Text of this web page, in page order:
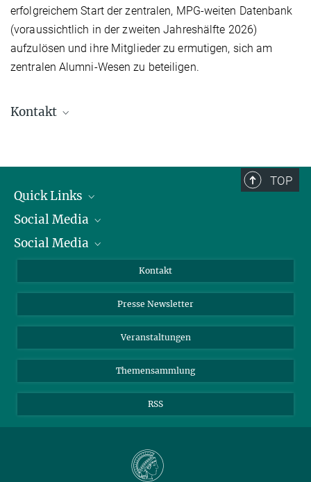
erfolgreichem Start der zentralen, MPG-weiten Datenbank
(voraussichtlich in der zweiten Jahreshälfte 2026)
aufzulösen und ihre Mitglieder zu ermutigen, sich am
zentralen Alumni-Wesen zu beteiligen.
Kontakt
sabine.ziegler@...
TOP
Quick Links
Präsident
Zahlen und Fakten
Meldestelle Fehlverhalten
Social Media
Bluesky
TikTok
Social Media
Instagram
YouTube
Kontakt
Presse Newsletter
Veranstaltungen
Themensammlung
RSS